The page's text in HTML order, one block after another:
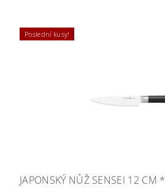
Poslední kusy!
JAPONSKÝ NŮŽ SENSEI 12 CM *